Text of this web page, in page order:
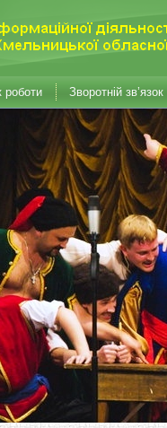
роботи Зворотній зв’язок